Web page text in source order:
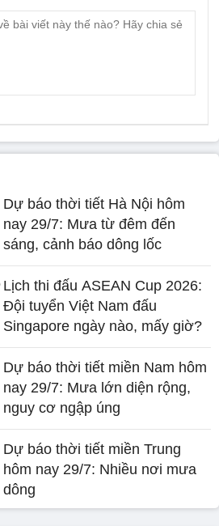
Dự báo thời tiết Hà Nội hôm
nay 29/7: Mưa từ đêm đến
sáng, cảnh báo dông lốc
Lịch thi đấu ASEAN Cup 2026:
Đội tuyển Việt Nam đấu
Singapore ngày nào, mấy giờ?
Dự báo thời tiết miền Nam hôm
nay 29/7: Mưa lớn diện rộng,
nguy cơ ngập úng
Dự báo thời tiết miền Trung
hôm nay 29/7: Nhiều nơi mưa
dông